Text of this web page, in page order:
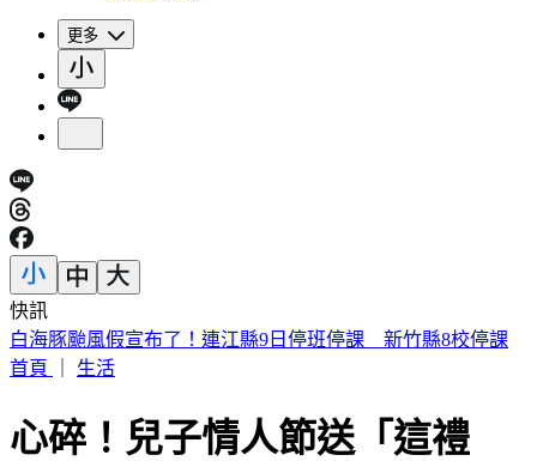
更多
快訊
帶孫散步遭無照撞死 女兒悲喊：第一個沒你的父親節
首頁
生活
心碎！兒子情人節送「這禮